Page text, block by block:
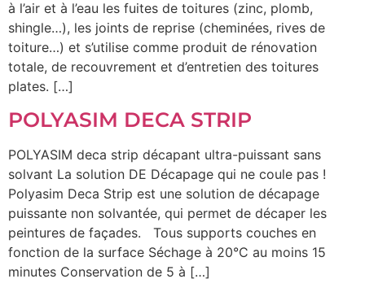
à l’air et à l’eau les fuites de toitures (zinc, plomb,
shingle…), les joints de reprise (cheminées, rives de
toiture…) et s’utilise comme produit de rénovation
totale, de recouvrement et d’entretien des toitures
plates. […]
POLYASIM DECA STRIP
POLYASIM deca strip décapant ultra-puissant sans
solvant La solution DE Décapage qui ne coule pas !
Polyasim Deca Strip est une solution de décapage
puissante non solvantée, qui permet de décaper les
peintures de façades. Tous supports couches en
fonction de la surface Séchage à 20°C au moins 15
minutes Conservation de 5 à […]